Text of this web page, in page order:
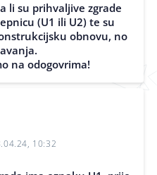
li su prihvaljive zgrade
(U1 ili U2) te su
obnovu, no
na odogovrima!
10:32